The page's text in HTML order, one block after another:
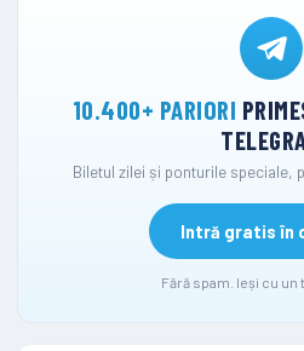
10.400+ PARIORI
Biletul zilei și ponturile speciale,
Intră gratis în
Fără spam. Ieși cu un